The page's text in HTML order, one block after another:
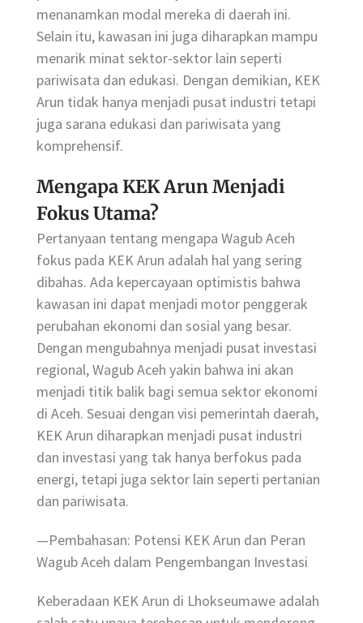
menanamkan modal mereka di daerah ini.
Selain itu, kawasan ini juga diharapkan mampu
menarik minat sektor-sektor lain seperti
pariwisata dan edukasi. Dengan demikian, KEK
Arun tidak hanya menjadi pusat industri tetapi
juga sarana edukasi dan pariwisata yang
komprehensif.
Mengapa KEK Arun Menjadi
Fokus Utama?
Pertanyaan tentang mengapa Wagub Aceh
fokus pada KEK Arun adalah hal yang sering
dibahas. Ada kepercayaan optimistis bahwa
kawasan ini dapat menjadi motor penggerak
perubahan ekonomi dan sosial yang besar.
Dengan mengubahnya menjadi pusat investasi
regional, Wagub Aceh yakin bahwa ini akan
menjadi titik balik bagi semua sektor ekonomi
di Aceh. Sesuai dengan visi pemerintah daerah,
KEK Arun diharapkan menjadi pusat industri
dan investasi yang tak hanya berfokus pada
energi, tetapi juga sektor lain seperti pertanian
dan pariwisata.
—Pembahasan: Potensi KEK Arun dan Peran
Wagub Aceh dalam Pengembangan Investasi
Keberadaan KEK Arun di Lhokseumawe adalah